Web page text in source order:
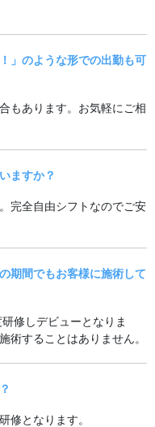
」のような形での出勤も可
もあります。お気軽にご相
ますか？
完全自由シフトなのでご安
期間でもお客様に施術して
修しデビューとなりま
術することはありません。
修となります。